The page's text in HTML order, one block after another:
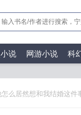
说 网游小说 科
么居然想和我结婚这件